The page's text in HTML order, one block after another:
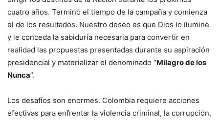
cuatro años. Terminó el tiempo de la campaña y comienza
el de los resultados. Nuestro deseo es que Dios lo ilumine
y le conceda la sabiduría necesaria para convertir en
realidad las propuestas presentadas durante su aspiración
presidencial y materializar el denominado “Milagro de los
Nunca”.
Los desafíos son enormes. Colombia requiere acciones
efectivas para enfrentar la violencia criminal, la corrupción,